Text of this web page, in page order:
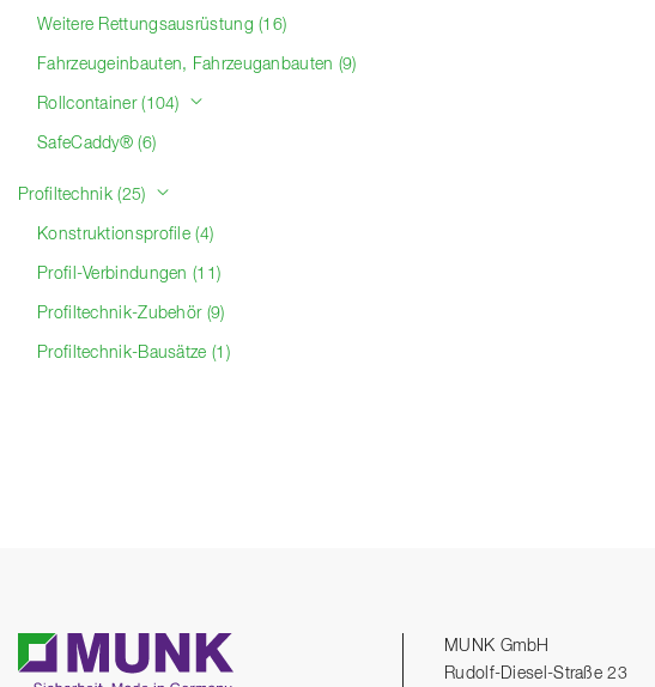
Weitere Rettungsausrüstung (16)
Fahrzeugeinbauten, Fahrzeuganbauten (9)
Rollcontainer (104)
SafeCaddy® (6)
Profiltechnik (25)
Konstruktionsprofile (4)
Profil-Verbindungen (11)
Profiltechnik-Zubehör (9)
Profiltechnik-Bausätze (1)
MUNK GmbH
Rudolf-Diesel-Straße 23